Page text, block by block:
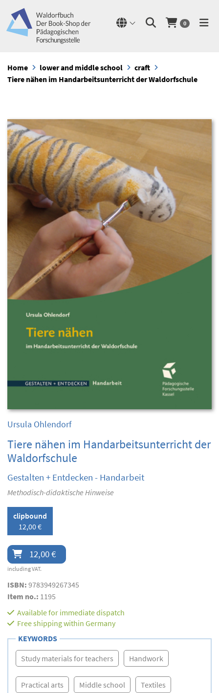
0
Home lower and middle school
craft
Tiere nähen im Handarbeitsunterricht der Waldorfschule
Ursula Ohlendorf
Tiere nähen im Handarbeitsunterricht der
Waldorfschule
Gestalten + Entdecken - Handarbeit
Methodisch-didaktische Hinweise
clipbound
12,00 €
12,00 €
including VAT.
ISBN: 9783949267345
Item no.: 1195
Available for immediate dispatch
Free shipping within Germany
KEYWORDS
Study materials for teachers Handwork
Practical arts Middle school Textiles